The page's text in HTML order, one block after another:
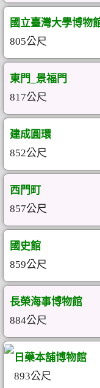
國立臺灣大學博物
805公尺
東門_景福門
817公尺
建成圓環
852公尺
西門町
857公尺
國史館
859公尺
長榮海事博物館
884公尺
日藥本舖博物館
893公尺